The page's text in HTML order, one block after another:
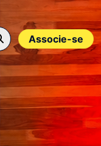
Associe-se